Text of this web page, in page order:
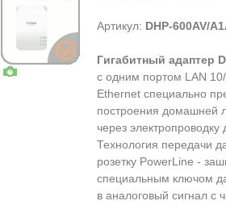
Артикул: DHP-600AV/
Гигабитный адаптер
с одним портом LAN
Ethernet специально
построения домашней
через электропроводку
Технология передачи
розетку PowerLine -
специальным ключом
в аналоговый сигнал с